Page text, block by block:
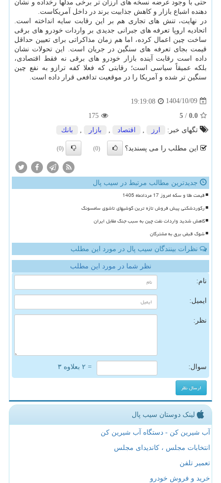
حتی با وجود عرضه نسخه های ارزان تر برخی مدلها رخداده و نشان
دهنده اشباع بازار و کاهش جذابیت برند در داخل آمریکاست.
در نهایت، تنش های تجاری هم بر این رقابت سایه انداخته است.
اتحادیه اروپا تعرفه های جبرانی جدیدی بر واردات خودرو های برقی
ساخت چین اعمال کرده، اما هم زمان مذاکراتی برای تعیین حداقل
قیمت بجای تعرفه های سنگین در جریان است. این تحولات نشان
داده است رقابت آینده بازار خودرو های برقی نه فقط اقتصادی،
بلکه عمیقاً سیاسی است؛ رقابتی که فعلا کفه ترازو به نفع چین
سنگین تر شده و آمریکا را در موقعیت تدافعی قرار داده است.
1404/10/09
19:19:08
0.0
/
5
175
تگهای خبر:
ارز , اقتصاد , بازار , بانك
این مطلب را می پسندید؟ (0)
(0)
جدیدترین مطالب مرتبط در سیب پال
قیمت طلا و سکه امروز 17 مردادماه 1405
رکوردشکنی پیش فروش تازه ترین گوشیهای تاشوی سامسونگ
کاهش شدید واردات نفت چین به سبب جنگ مقابل ایران
شوک قبض برق به مشترکان
نظرات بینندگان سیب پال در مورد این مطلب
نظر شما در مورد این مطلب
نام:
ایمیل:
نظر:
سوال: = ۲ بعلاوه ۳
لینک دوستان سیب پال
آب شیرین کن - دستگاه آب شیرین کن
انتخابات مجلس ، کاندیدای مجلس
تعمیر تلفن
خرید و فروش خودرو